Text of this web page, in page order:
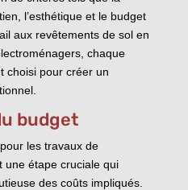
l’esthétique et le budget
aux revêtements de sol en
chaque
choisi pour créer un
budget
les travaux de
une étape cruciale qui
des coûts impliqués.